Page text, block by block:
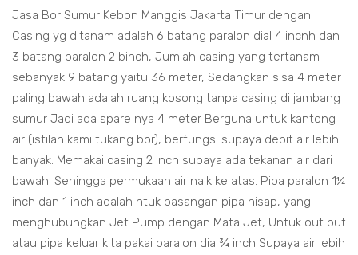
Jasa Bor Sumur Kebon Manggis Jakarta Timur dengan
Casing yg ditanam adalah 6 batang paralon dial 4 incnh dan
3 batang paralon 2 binch, Jumlah casing yang tertanam
sebanyak 9 batang yaitu 36 meter, Sedangkan sisa 4 meter
paling bawah adalah ruang kosong tanpa casing di jambang
sumur Jadi ada spare nya 4 meter Berguna untuk kantong
air (istilah kami tukang bor), berfungsi supaya debit air lebih
banyak. Memakai casing 2 inch supaya ada tekanan air dari
bawah. Sehingga permukaan air naik ke atas. Pipa paralon 1¼
inch dan 1 inch adalah ntuk pasangan pipa hisap, yang
menghubungkan Jet Pump dengan Mata Jet, Untuk out put
atau pipa keluar kita pakai paralon dia ¾ inch Supaya air lebih